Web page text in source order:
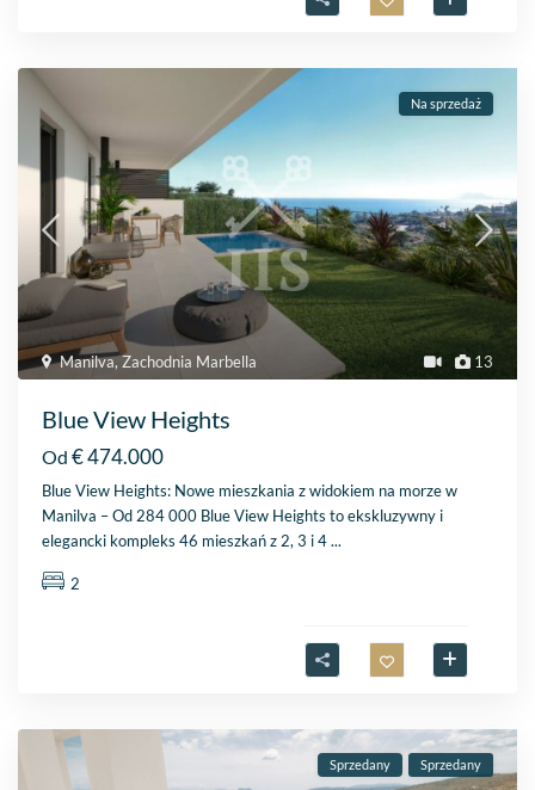
13
Manilva,Zachodnia Marbella
Na sprzedaż
Blue View Heights
Od € 474.000
Blue View Heights: Nowe mieszkania z widokiem na morze w
Manilva – Od 284 000 Blue View Heights to ekskluzywny i
elegancki kompleks 46 mieszkań z 2, 3 i 4...
2
Sprzedany Sprzedany